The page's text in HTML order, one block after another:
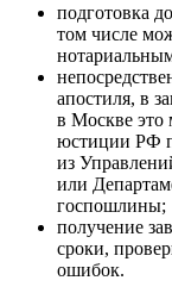
подготовка
том числе
апостиля, в
в Москве это
юстиции РФ
из
или
госпошлины;
получение
сроки,
ошибок.